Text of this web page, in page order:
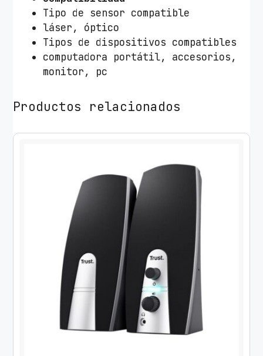
Tipo de sensor compatible
láser, óptico
Tipos de dispositivos compatibles
computadora portátil, accesorios,
monitor, pc
Productos relacionados